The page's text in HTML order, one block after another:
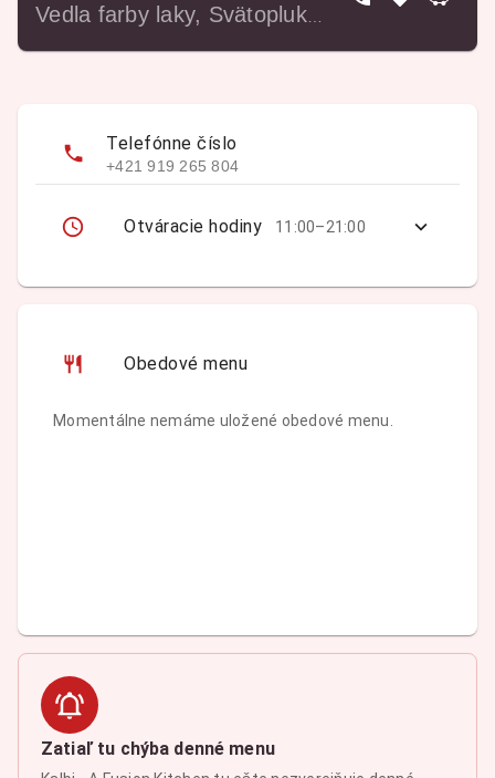
Vedla farby laky, Svätoplukova 49, 821 08 Bratislava-Ružinov, Slovensko
Telefónne číslo
+421 919 265 804
Otváracie hodiny 11:00–21:00
Obedové menu
Momentálne nemáme uložené obedové menu.
Zatiaľ tu chýba denné menu